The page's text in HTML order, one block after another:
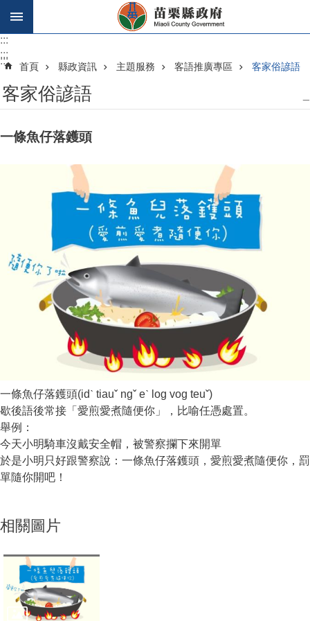
跳到主要內容區塊
:::
:::
::: 首頁 縣政資訊 主題服務 客語推廣專區 客家俗諺語
客家俗諺語
一條魚仔落鑊頭
一條魚仔落鑊頭(idˋ tiauˇ ngˇ eˋ log vog teuˇ)
歇後語後常接「愛煎愛煮隨便你」，比喻任憑處置。
舉例：
今天小明騎車沒戴安全帽，被警察攔下來開單
於是小明只好跟警察說：一條魚仔落鑊頭，愛煎愛煮隨便你，罰
單隨你開吧！
相關圖片